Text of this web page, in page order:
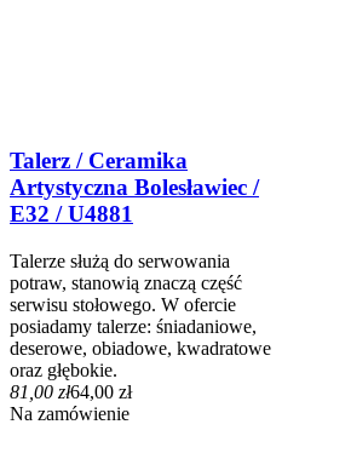
Talerz / Ceramika
Artystyczna Bolesławiec /
E32 / U4881
Talerze służą do serwowania
potraw, stanowią znaczą część
serwisu stołowego. W ofercie
posiadamy talerze: śniadaniowe,
deserowe, obiadowe, kwadratowe
oraz głębokie.
81,00 zł64,00 zł
Na zamówienie